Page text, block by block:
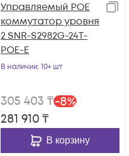
Управляемый POE
коммутатор уровня
2 SNR-S2982G-24T-
POE-E
В наличии: 10+ шт
305 403 ₸-8%
281 910₸
В корзину